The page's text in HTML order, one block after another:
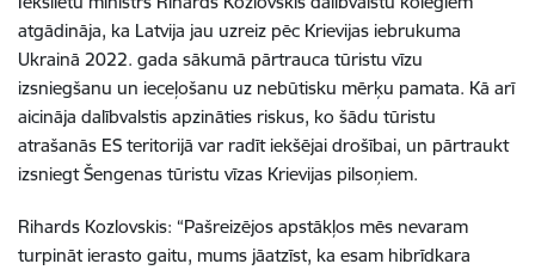
atgādināja, ka Latvija jau uzreiz pēc Krievijas iebrukuma
Ukrainā 2022. gada sākumā pārtrauca tūristu vīzu
izsniegšanu un ieceļošanu uz nebūtisku mērķu pamata. Kā arī
aicināja dalībvalstis apzināties riskus, ko šādu tūristu
atrašanās ES teritorijā var radīt iekšējai drošībai, un pārtraukt
izsniegt Šengenas tūristu vīzas Krievijas pilsoņiem.
Rihards Kozlovskis: “Pašreizējos apstākļos mēs nevaram
turpināt ierasto gaitu, mums jāatzīst, ka esam hibrīdkara